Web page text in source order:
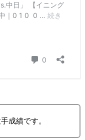
成績です。